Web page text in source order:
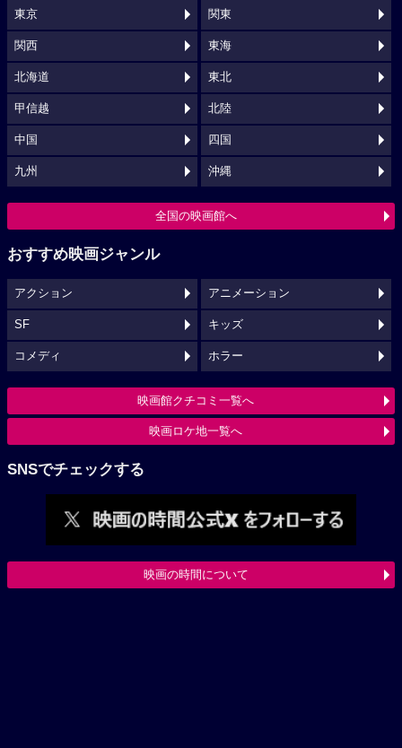
東京 関東
関西 東海
北海道 東北
甲信越 北陸
中国 四国
九州 沖縄
全国の映画館へ
おすすめ映画ジャンル
アクション アニメーション
SF キッズ
コメディ ホラー
映画館クチコミ一覧へ
映画ロケ地一覧へ
SNSでチェックする
映画の時間について